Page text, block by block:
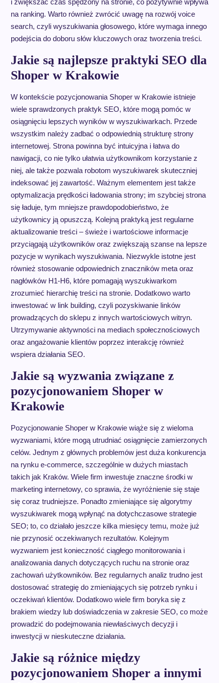
na ranking. Warto również zwrócić uwagę na rozwój voice
search, czyli wyszukiwania głosowego, które wymaga innego
podejścia do doboru słów kluczowych oraz tworzenia treści.
Jakie są najlepsze praktyki SEO dla
Shoper w Krakowie
W kontekście pozycjonowania Shoper w Krakowie istnieje
wiele sprawdzonych praktyk SEO, które mogą pomóc w
osiągnięciu lepszych wyników w wyszukiwarkach. Przede
wszystkim należy zadbać o odpowiednią strukturę strony
internetowej. Strona powinna być intuicyjna i łatwa do
nawigacji, co nie tylko ułatwia użytkownikom korzystanie z
niej, ale także pozwala robotom wyszukiwarek skuteczniej
indeksować jej zawartość. Ważnym elementem jest także
optymalizacja prędkości ładowania strony; im szybciej strona
się ładuje, tym mniejsze prawdopodobieństwo, że
użytkownicy ją opuszczą. Kolejną praktyką jest regularne
aktualizowanie treści – świeże i wartościowe informacje
przyciągają użytkowników oraz zwiększają szanse na lepsze
pozycje w wynikach wyszukiwania. Niezwykle istotne jest
również stosowanie odpowiednich znaczników meta oraz
nagłówków H1-H6, które pomagają wyszukiwarkom
zrozumieć hierarchię treści na stronie. Dodatkowo warto
inwestować w link building, czyli pozyskiwanie linków
prowadzących do sklepu z innych wartościowych witryn.
Utrzymywanie aktywności na mediach społecznościowych
oraz angażowanie klientów poprzez interakcję również
wspiera działania SEO.
Jakie są wyzwania związane z
pozycjonowaniem Shoper w
Krakowie
Pozycjonowanie Shoper w Krakowie wiąże się z wieloma
wyzwaniami, które mogą utrudniać osiągnięcie zamierzonych
celów. Jednym z głównych problemów jest duża konkurencja
na rynku e-commerce, szczególnie w dużych miastach
takich jak Kraków. Wiele firm inwestuje znaczne środki w
marketing internetowy, co sprawia, że wyróżnienie się staje
się coraz trudniejsze. Ponadto zmieniające się algorytmy
wyszukiwarek mogą wpłynąć na dotychczasowe strategie
SEO; to, co działało jeszcze kilka miesięcy temu, może już
nie przynosić oczekiwanych rezultatów. Kolejnym
wyzwaniem jest konieczność ciągłego monitorowania i
analizowania danych dotyczących ruchu na stronie oraz
zachowań użytkowników. Bez regularnych analiz trudno jest
dostosować strategię do zmieniających się potrzeb rynku i
oczekiwań klientów. Dodatkowo wiele firm boryka się z
brakiem wiedzy lub doświadczenia w zakresie SEO, co może
prowadzić do podejmowania niewłaściwych decyzji i
inwestycji w nieskuteczne działania.
Jakie są różnice między
pozycjonowaniem Shoper a innymi